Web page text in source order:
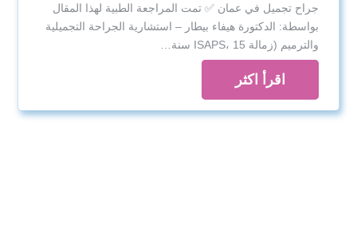
جراح تجميل في عمان ✅ تمت المراجعة الطبية لهذا المقال
بواسطة: الدكتورة هيفاء بيطار – استشارية الجراحة التجميلية
والترميم (زمالة ISAPS، 15 سنة…
اقرأ اكثر